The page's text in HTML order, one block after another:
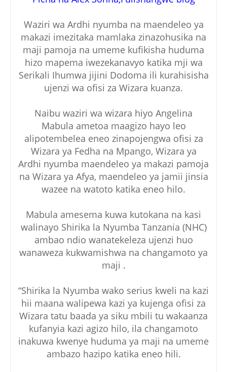
Waziri wa Ardhi nyumba na maendeleo ya
makazi imezitaka mamlaka zinazohusika na
maji pamoja na umeme kufikisha huduma
hizo mapema iwezekanavyo katika mji wa
Serikali Ihumwa jijini Dodoma ili kurahisisha
ujenzi wa ofisi za Wizara kuanza.
Naibu waziri wa wizara hiyo Angelina
Mabula ametoa maagizo hayo leo
alipotembelea eneo zinapojengwa ofisi za
Wizara ya Fedha na Mpango, Wizara ya
Ardhi nyumba maendeleo ya makazi pamoja
na Wizara ya Afya, maendeleo ya jamii jinsia
wazee na watoto katika eneo hilo.
Mabula amesema kuwa kutokana na kasi
walinayo Shirika la Nyumba Tanzania (NHC)
ambao ndio wanatekeleza ujenzi huo
wanaweza kukwamishwa na changamoto ya
maji .
“Shirika la Nyumba wako serius kweli na kazi
hii maana walipewa kazi ya kujenga ofisi za
Wizara tatu baada ya siku mbili tu wakaanza
kufanyia kazi agizo hilo, ila changamoto
inakuwa kwenye huduma ya maji na umeme
ambazo hazipo katika eneo hili.